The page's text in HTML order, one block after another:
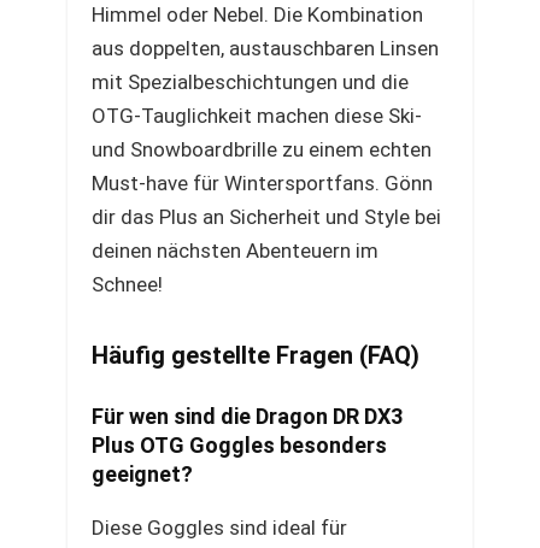
Himmel oder Nebel. Die Kombination
aus doppelten, austauschbaren Linsen
mit Spezialbeschichtungen und die
OTG-Tauglichkeit machen diese Ski-
und Snowboardbrille zu einem echten
Must-have für Wintersportfans. Gönn
dir das Plus an Sicherheit und Style bei
deinen nächsten Abenteuern im
Schnee!
Häufig gestellte Fragen (FAQ)
Für wen sind die Dragon DR DX3
Plus OTG Goggles besonders
geeignet?
Diese Goggles sind ideal für